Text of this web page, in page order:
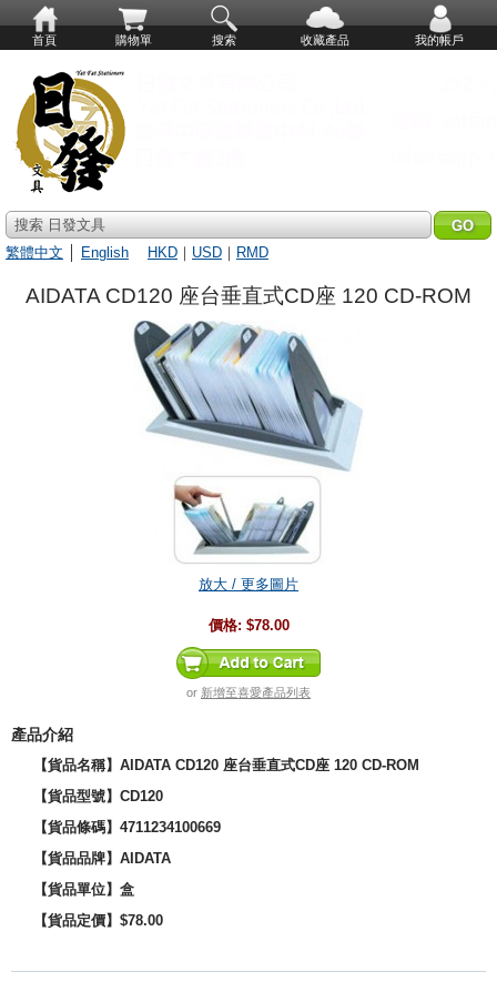
首頁 購物單 搜索 收藏產品 我的帳戶
搜索 日發文具
繁體中文
English HKD ｜ USD ｜ RMD
AIDATA CD120 座台垂直式CD座 120 CD-ROM
放大 / 更多圖片
價格: $78.00
or 新增至喜愛產品列表
產品介紹
【貨品名稱】AIDATA CD120 座台垂直式CD座 120 CD-ROM
【貨品型號】 CD120
【貨品條碼】4711234100669
【貨品品牌】 AIDATA
【貨品單位】盒
【貨品定價】$78.00